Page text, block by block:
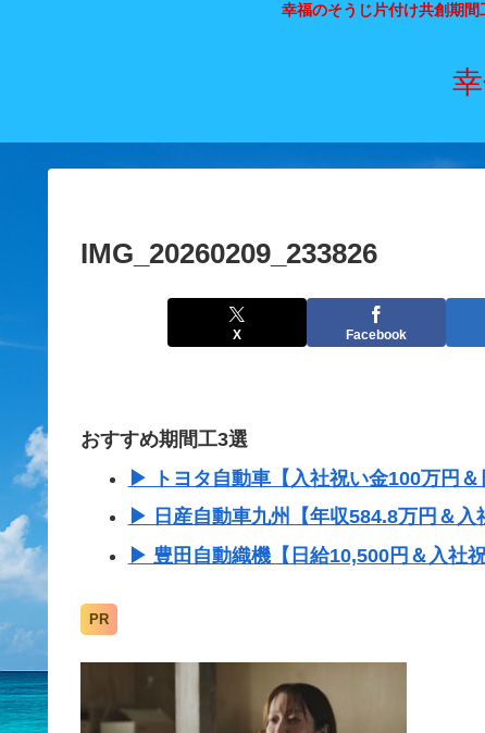
幸福のそうじ片付け共創期
IMG_20260209_233826
X Facebook
おすすめ期間工3選
▶ トヨタ自動車【入社祝い金100万円＆
▶ 日産自動車九州【年収584.8万円＆入
▶ 豊田自動織機【日給10,500円＆入社
PR